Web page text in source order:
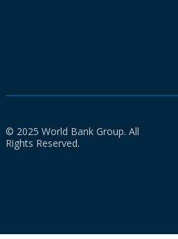
© 2025 World Bank Group. All
Rights Reserved.